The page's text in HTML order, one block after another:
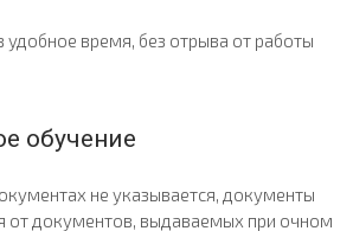
удобное время, без отрыва от работы
обучение
не указывается, документы
от документов, выдаваемых при очном